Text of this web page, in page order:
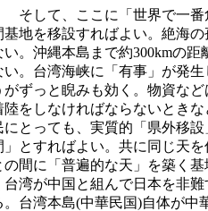
して、ここに「世界で一番
基地を移設すればよい。絶海
い。沖縄本島まで約300kmの
い。台湾海峡に「有事」が発
がずっと睨みも効く。物資な
陸をしなければならないとき
にとっても、実質的「県外移
」とすればよい。共に同じ天
の間に「普遍的な天」を築く
台湾が中国と組んで日本を非
。台湾本島(中華民国)自体が中